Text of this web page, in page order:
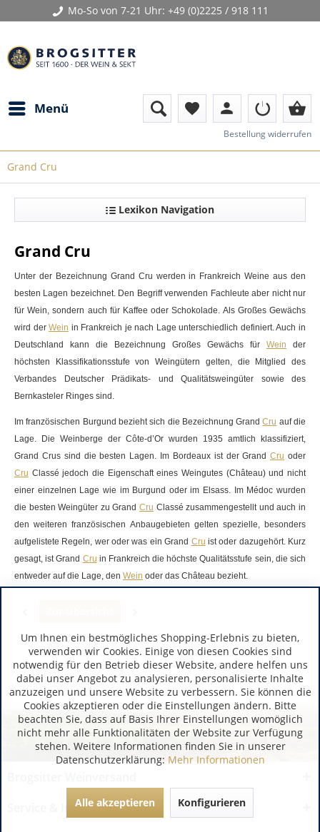
Mo-So von 7-21 Uhr: +49 (0)2225 / 918 111
Menü favorite person shopping_basket
Bestellung widerrufen
Grand Cru
Lexikon Navigation
Grand Cru
Unter der Bezeichnung Grand Cru werden in Frankreich Weine aus den
besten Lagen bezeichnet. Den Begriff verwenden Fachleute aber nicht nur
fürWein, sondern auch für Kaffee oder Schokolade. Als Großes Gewächs
wird derWein in Frankreich je nach Lage unterschiedlich definiert. Auch in
Deutschland kann die Bezeichnung Großes Gewächs für Wein der
höchsten Klassifikationsstufe von Weingütern gelten, die Mitglied des
Verbandes Deutscher Prädikats- und Qualitätsweingüter sowie des
Bernkasteler Ringes sind.
Im französischen Burgund bezieht sich die Bezeichnung GrandCru auf die
Lage. Die Weinberge der Côte-d’Or wurden 1935 amtlich klassifiziert,
Grand Crus sind die besten Lagen. Im Bordeauxist der GrandCru oder
Cru Classé jedoch die Eigenschaft eines Weingutes (Château) und nicht
einer einzelnen Lage wie im Burgund oder im Elsass. Im Médoc wurden
die besten Weingüter zu Grand Cru Classé zusammengestellt und auch in
den weiteren französischen Anbaugebieten gelten spezielle, besonders
aufgelistete Regeln, wer oder was ein Grand Cru ist oder dazugehört. Kurz
gesagt, ist Grand Cru in Frankreich die höchste Qualitätsstufe sein, die sich
entweder auf die Lage, den Wein oder das Château bezieht.
Service & Informationen
Um Ihnen ein bestmögliches Shopping-Erlebnis zu bieten,
verwenden wir Cookies. Einige von diesen Cookies sind
notwendig für den Betrieb dieser Website, andere helfen uns
dabei unser Angebot zu analysieren, personalisierte Inhalte
anzuzeigen und unsere Website zu verbessern. Sie können die
Cookies akzeptieren oder die Einstellungen ändern. Bitte
beachten Sie, dass auf Basis Ihrer Einstellungen womöglich
nicht mehr alle Funktionalitäten der Website zur Verfügung
stehen. Weitere Informationen finden Sie in unserer
Datenschutzerklärung: Mehr Informationen
Alle akzeptieren Konfigurieren